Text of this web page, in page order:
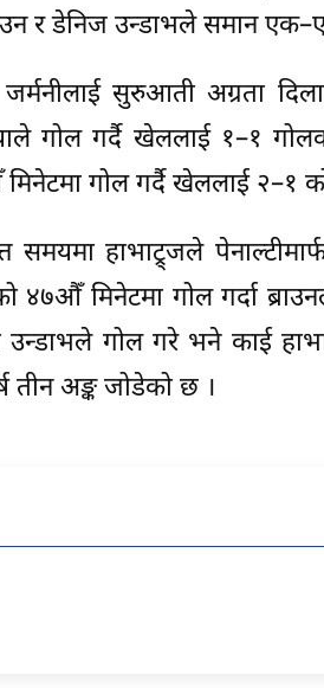
र डेनिज उन्डाभले समान
सुरुआती अग्रता
गोल गर्दै खेललाई १–१
गोल गर्दै खेललाई २–१
समयमा हाभाट्र्जले
४७औँ मिनेटमा गोल गर्दा
गोल गरे भने काई
तीन अङ्क जोडेको छ ।